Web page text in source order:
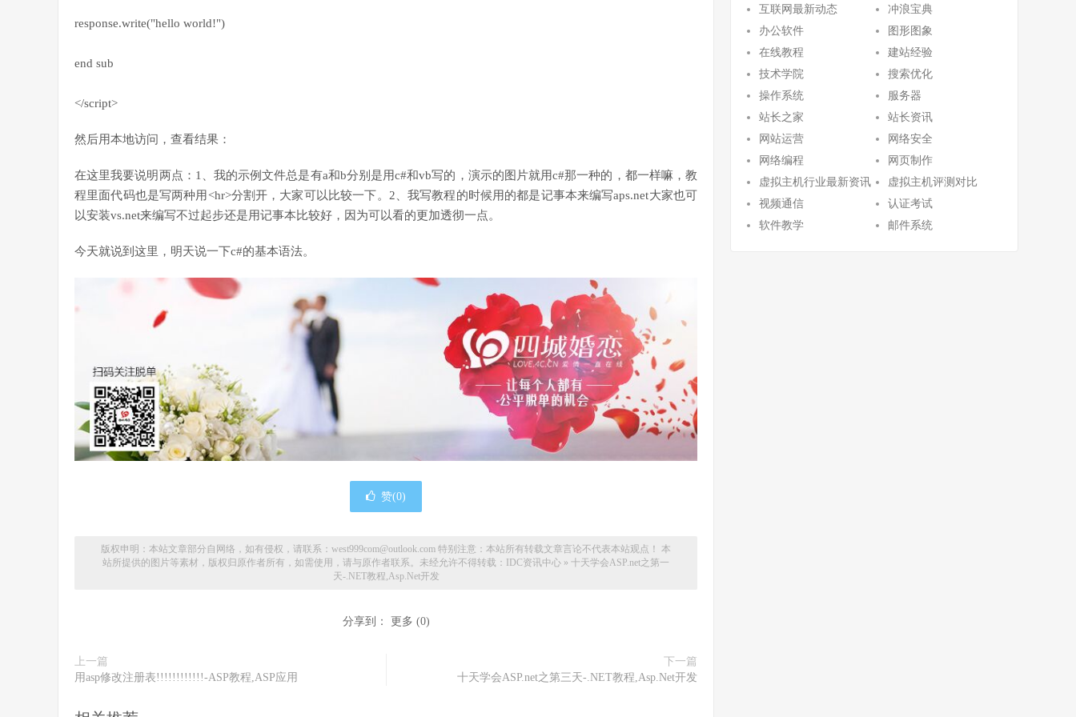
response.write("hello world!")
end sub
</script>
然后用本地访问，查看结果：
在这里我要说明两点：1、我的示例文件总是有a和b分别是用c#和vb写的，演示的图片就用c#那一种的，都一样嘛，教
程里面代码也是写两种用<hr>分割开，大家可以比较一下。2、我写教程的时候用的都是记事本来编写aps.net大家也可
以安装vs.net来编写不过起步还是用记事本比较好，因为可以看的更加透彻一点。
今天就说到这里，明天说一下c#的基本语法。
赞(0)
版权申明：本站文章部分自网络，如有侵权，请联系：west999com@outlook.com 特别注意：本站所有转载文章言论不代表本站观点！ 本
站所提供的图片等素材，版权归原作者所有，如需使用，请与原作者联系。未经允许不得转载： IDC资讯中心 » 十天学会ASP.net之第一
天-.NET教程,Asp.Net开发
分享到： 更多 (0)
上一篇
用asp修改注册表!!!!!!!!!!!!-ASP教程,ASP应用
下一篇
十天学会ASP.net之第三天-.NET教程,Asp.Net开发
互联网最新动态
冲浪宝典
办公软件
图形图象
在线教程
建站经验
技术学院
搜索优化
操作系统
服务器
站长之家
站长资讯
网站运营
网络安全
网络编程
网页制作
虚拟主机行业最新资讯
虚拟主机评测对比
视频通信
认证考试
软件教学
邮件系统